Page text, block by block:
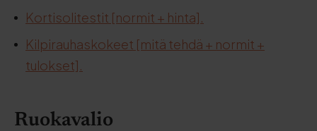
Kortisolitestit [normit + hinta].
Kilpirauhaskokeet [mitä tehdä + normit +
tulokset].
Ruokavalio